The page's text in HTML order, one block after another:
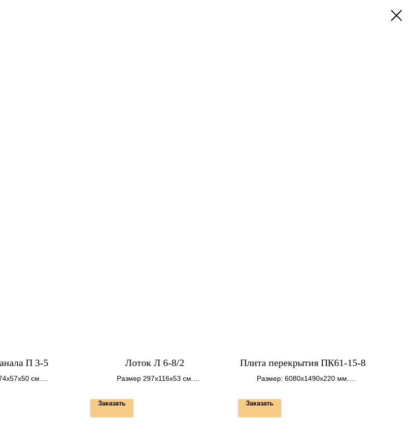
П 3-5
см.
Лоток Л 6-8/2
Размер 297х116х53 см.
Заказать
Плита перекрытия ПК61-15-8
Размер: 6080х1490х220 мм.
Заказать